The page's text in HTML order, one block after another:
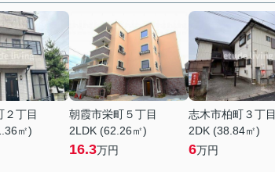
２丁目
㎡)
朝霞市栄町５丁目
2LDK (62.26㎡)
16.3万円
志木市柏町３丁目
2DK (38.84㎡)
6万円